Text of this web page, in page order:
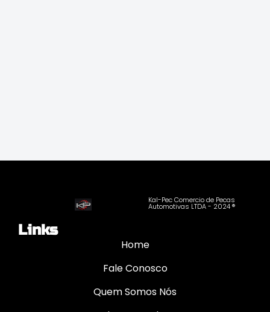
Kal-Pec Comercio de Pecas
Automotivas LTDA - 2024 ®
Links
Home
Fale Conosco
Quem Somos Nós